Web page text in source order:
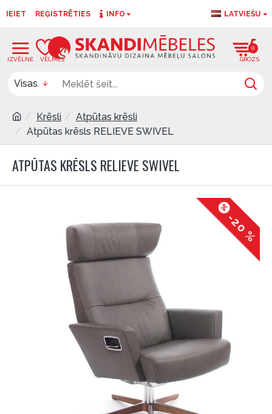
IEIET REĢISTRĒTIES INFO LATVIEŠU
0
Visas
Krēsli
Atpūtas krēsli
Atpūtas krēsls RELIEVE SWIVEL
ATPŪTAS KRĒSLS RELIEVE SWIVEL
-20 %